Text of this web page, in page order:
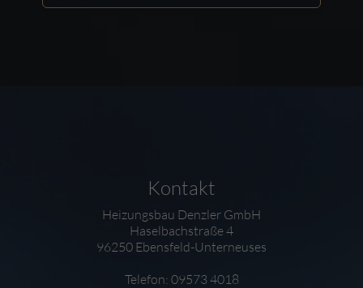
Kontakt
Heizungsbau Denzler GmbH
Haselbachstraße 4
96250 Ebensfeld-Unterneuses
Telefon: 09573 4018